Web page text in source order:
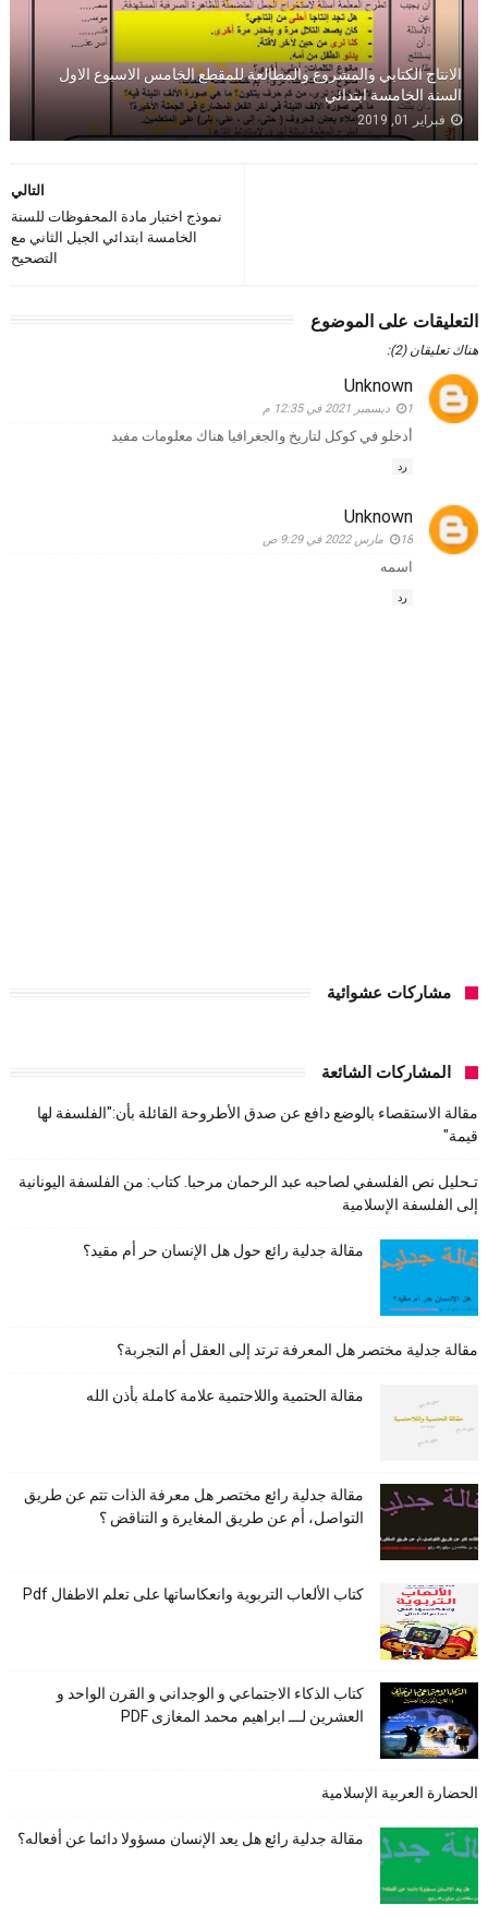
الانتاج الكتابي والمشروع والمطالعة للمقطع الخامس الاسبوع الاول
السنة الخامسة ابتدائي
فبراير 01, 2019
التالي
نموذج اختبار مادة المحفوظات للسنة
الخامسة ابتدائي الجيل الثاني مع
التصحيح
التعليقات على الموضوع
هناك تعليقان (2):
Unknown
1 ديسمبر 2021 في 12:35 م
أدخلو في كوكل لتاريخ والجغرافيا هناك معلومات مفيد
رد
Unknown
18 مارس 2022 في 9:29 ص
اسمه
رد
مشاركات عشوائية
المشاركات الشائعة
مقالة الاستقصاء بالوضع دافع عن صدق الأطروحة القائلة بأن:"الفلسفة لها
قيمة"
تـحليل نص الفلسفي لصاحبه عبد الرحمان مرحبا. كتاب: من الفلسفة اليونانية
إلى الفلسفة الإسلامية
مقالة جدلية رائع حول هل الإنسان حر أم مقيد؟
مقالة جدلية مختصر هل المعرفة ترتد إلى العقل أم التجربة؟
مقالة الحتمية واللاحتمية علامة كاملة بأذن الله
مقالة جدلية رائع مختصر هل معرفة الذات تتم عن طريق
التواصل، أم عن طريق المغايرة و التناقض ؟
كتاب الألعاب التربوية وانعكاساتها على تعلم الاطفال Pdf
كتاب الذكاء الاجتماعي و الوجداني و القرن الواحد و
العشرين لـــ ابراهيم محمد المغازى PDF
الحضارة العربية الإسلامية
مقالة جدلية رائع هل يعد الإنسان مسؤولا دائما عن أفعاله؟